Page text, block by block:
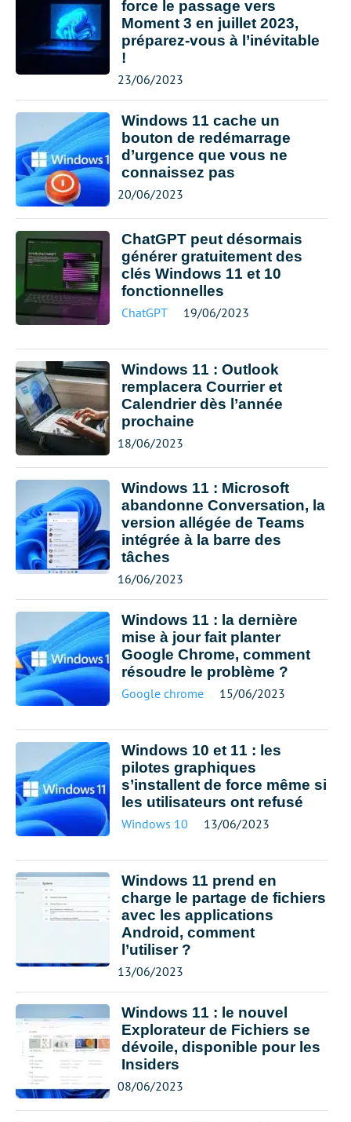
force le passage vers
Moment 3 en juillet 2023,
préparez-vous à l’inévitable
!
23/06/2023
Windows 11 cache un
bouton de redémarrage
d’urgence que vous ne
connaissez pas
20/06/2023
ChatGPT peut désormais
générer gratuitement des
clés Windows 11 et 10
fonctionnelles
ChatGPT 19/06/2023
Windows 11 : Outlook
remplacera Courrier et
Calendrier dès l’année
prochaine
18/06/2023
Windows 11 : Microsoft
abandonne Conversation, la
version allégée de Teams
intégrée à la barre des
tâches
16/06/2023
Windows 11 : la dernière
mise à jour fait planter
Google Chrome, comment
résoudre le problème ?
Google chrome 15/06/2023
Windows 10 et 11 : les
pilotes graphiques
s’installent de force même si
les utilisateurs ont refusé
Windows 10 13/06/2023
Windows 11 prend en
charge le partage de fichiers
avec les applications
Android, comment
l’utiliser ?
13/06/2023
Windows 11 : le nouvel
Explorateur de Fichiers se
dévoile, disponible pour les
Insiders
08/06/2023